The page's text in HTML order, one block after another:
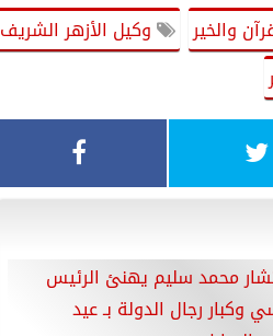
والخير
وكيل الأزهر الشريف
محمد سليم يهنئ الرئيس
وكبار رجال الدولة بـ عيد